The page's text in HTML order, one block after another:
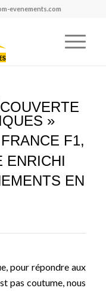
evenements.com
»
F1,
ENRICHI
EN
pour répondre aux
pas coutume, nous